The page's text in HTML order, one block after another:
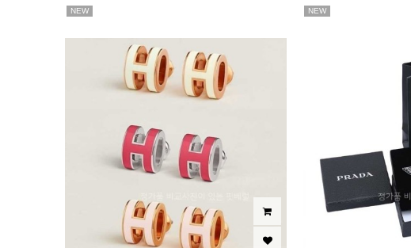
NEW NEW